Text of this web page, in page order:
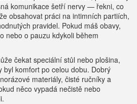
komunikace šetří nervy — řekni, co
obsahovat práci na intimních partiích,
pravidel. Pokud máš obavy,
nebo o pauzu kdykoli během
čekat speciální stůl nebo plošina,
byl komfort po celou dobu. Dobrý
materiály, čisté ručníky a
něco vypadá nečistě nebo